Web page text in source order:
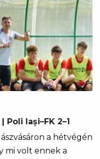
Poli Iași–FK 2–1
a hétvégén
mi volt ennek a